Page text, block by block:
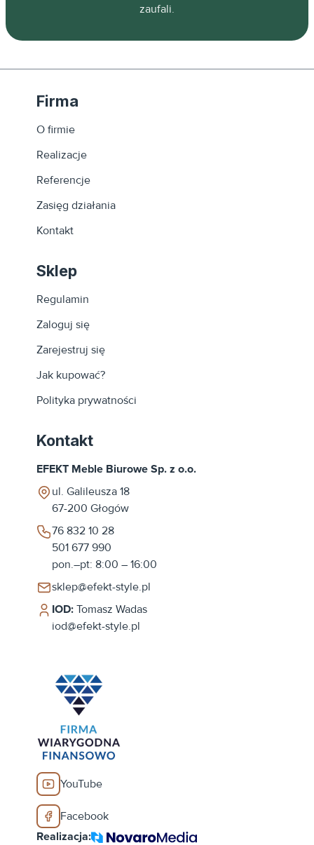
zaufali.
Firma
O firmie
Realizacje
Referencje
Zasięg działania
Kontakt
Sklep
Regulamin
Zaloguj się
Zarejestruj się
Jak kupować?
Polityka prywatności
Kontakt
EFEKT Meble Biurowe Sp. z o.o.
ul. Galileusza 18
67-200 Głogów
76 832 10 28
501 677 990
pon.–pt: 8:00 – 16:00
sklep@efekt-style.pl
IOD: Tomasz Wadas
iod@efekt-style.pl
YouTube
Facebook
Realizacja: